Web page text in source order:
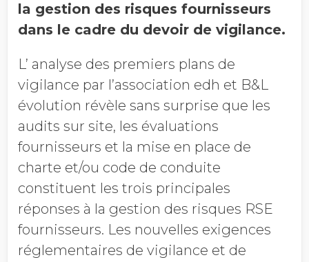
la gestion des risques fournisseurs
dans le cadre du devoir de vigilance.
L’ analyse des premiers plans de
vigilance par l’association edh et B&L
évolution révèle sans surprise que les
audits sur site, les évaluations
fournisseurs et la mise en place de
charte et/ou code de conduite
constituent les trois principales
réponses à la gestion des risques RSE
fournisseurs. Les nouvelles exigences
réglementaires de vigilance et de